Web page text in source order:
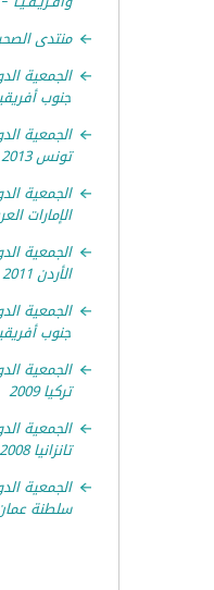
منتدى
الجمعية
جنوب أفريقيا
الجمعية
تونس 2013
الجمعية
الإمارات
الجمعية
الأردن 2011
الجمعية
جنوب أفريقيا
الجمعية
تركيا 2009
الجمعية
تانزانيا 2008
الجمعية
سلطنة عمان